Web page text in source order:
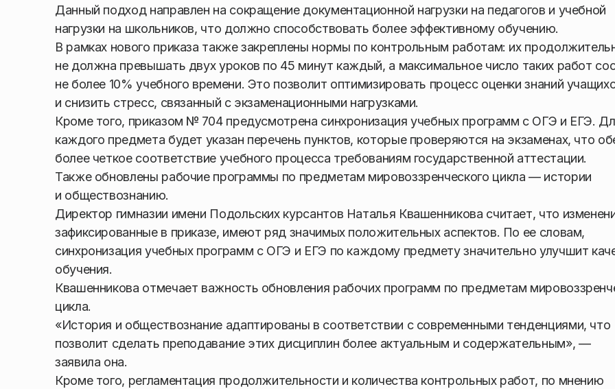
Данный подход направлен на сокращение документационной нагрузки на педагогов и учебной
нагрузки на школьников, что должно способствовать более эффективному обучению.
В рамках нового приказа также закреплены нормы по контрольным работам: их
не должна превышать двух уроков по 45 минут каждый, а максимальное число таких работ
не более 10% учебного времени. Это позволит оптимизировать процесс оценки знаний
и снизить стресс, связанный с экзаменационными нагрузками.
Кроме того, приказом № 704 предусмотрена синхронизация учебных программ с ОГЭ и ЕГЭ.
каждого предмета будет указан перечень пунктов, которые проверяются на экзаменах, что
более четкое соответствие учебного процесса требованиям государственной аттестации.
Также обновлены рабочие программы по предметам мировоззренческого цикла — истории
и обществознанию.
Директор гимназии имени Подольских курсантов Наталья Квашенникова считает, что
зафиксированные в приказе, имеют ряд значимых положительных аспектов. По ее словам,
синхронизация учебных программ с ОГЭ и ЕГЭ по каждому предмету значительно улучшит
обучения.
Квашенникова отмечает важность обновления рабочих программ по предметам
цикла.
«История и обществознание адаптированы в соответствии с современными тенденциями, что
позволит сделать преподавание этих дисциплин более актуальным и содержательным», —
заявила она.
Кроме того, регламентация продолжительности и количества контрольных работ, по мнению